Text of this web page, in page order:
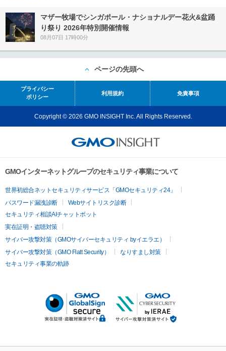
マザー牧場でシンガポール・ナショナルデー花火&盆踊
り祭り 2026年特別開催情報
08月07日 17時00分
ページの先頭へ
プライバシー
ポリシー
利用規約 免責事項
Copyright © 2026 GMO INSIGHT Inc. All Rights Reserved.
GMOインターネットグループのセキュリティ事業について
世界初総合ネットセキュリティサービス「GMOセキュリティ24」
パスワード漏洩診断
Webサイトリスク診断
セキュリティ相談AIチャットボット
実在証明・盗聴対策
サイバー攻撃対策（GMOサイバーセキュリティ byイエラエ）
サイバー攻撃対策（GMO Flatt Security）
なりすまし対策
セキュリティ事業の軌跡